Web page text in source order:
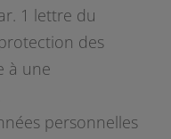
1 lettre du
des
à une
personnelles